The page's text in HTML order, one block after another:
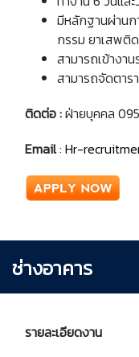
มีหลักฐานผ่าน
กรรม ยาเสพติ
สามารถเข้างา
สามารถจัดตาร
ติดต่อ:ฝ่ายบุคคล
Email: Hr-
ช่างอาคาร
รายละเอียดงาน